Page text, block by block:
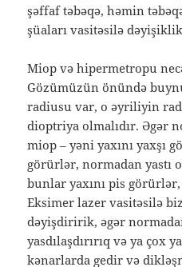
şəffaf təbəqə, həmin
şüaları vasitəsilə
Miop və hipermetropu
Gözümüzün önündə
radiusu var, o əyriliyin
dioptriya olmalıdır. Əgər
miop – yəni yaxını yaxşı
görürlər, normadan yastı
bunlar yaxını pis
Eksimer lazer vasitəsilə
dəyişdiririk, əgər
yasdılaşdırırıq və ya çox
kənarlarda gedir və